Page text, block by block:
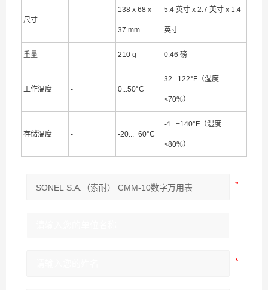
尺寸 -
138 x 68 x
37 mm
5.4 英寸 x 2.7 英寸 x 1.4
英寸
重量 - 210 g 0.46 磅
工作温度 - 0...50°C
32...122°F（湿度
<70%）
存储温度 - -20...+60°C
-4...+140°F（湿度
<80%）